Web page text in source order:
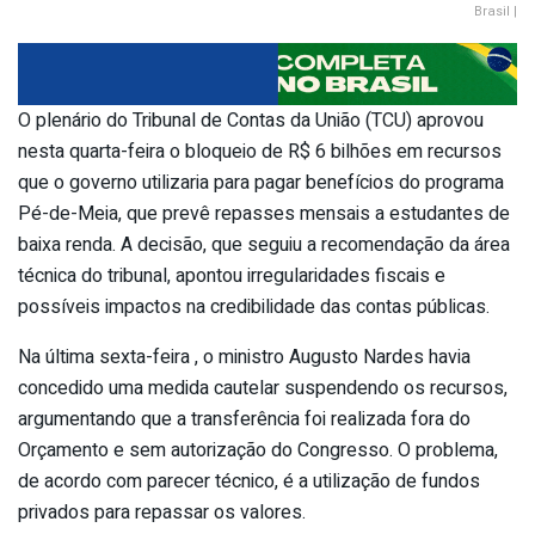
Brasil |
O plenário do Tribunal de Contas da União (TCU) aprovou
nesta quarta-feira o bloqueio de R$ 6 bilhões em recursos
que o governo utilizaria para pagar benefícios do programa
Pé-de-Meia, que prevê repasses mensais a estudantes de
baixa renda. A decisão, que seguiu a recomendação da área
técnica do tribunal, apontou irregularidades fiscais e
possíveis impactos na credibilidade das contas públicas.
Na última sexta-feira , o ministro Augusto Nardes havia
concedido uma medida cautelar suspendendo os recursos,
argumentando que a transferência foi realizada fora do
Orçamento e sem autorização do Congresso. O problema,
de acordo com parecer técnico, é a utilização de fundos
privados para repassar os valores.